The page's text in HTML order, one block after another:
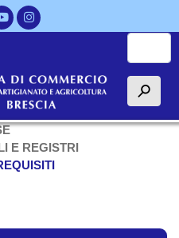
Salta
al
h
E REGISTRI